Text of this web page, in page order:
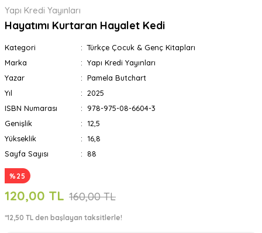
Yapı Kredi Yayınları
Hayatımı Kurtaran Hayalet Kedi
Kategori
Türkçe Çocuk & Genç Kitapları
Marka
Yapı Kredi Yayınları
Yazar
Pamela Butchart
Yıl
2025
ISBN Numarası
978-975-08-6604-3
Genişlik
12,5
Yükseklik
16,8
Sayfa Sayısı
88
%25
120,00 TL 160,00 TL
*12,50 TL den başlayan taksitlerle!